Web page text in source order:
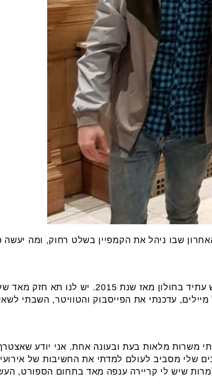
שבו ניהל את הקמפיין בשלט רחוק, ומה יעשה
בשלט רחוק. הכל אפשר לעשות עם הווטסאפ. אני יו"ר יש עתיד בחולון מאז שנת
עדכנתי את הפייסבוק והטוויטר, השבתי
משרות מלאות בעת ובעונה אחת. אני יודע
שלי מסביב לעולם למדתי את החשיבות של
שיש לי קריירה ענפה מאד בתחום הספורט,